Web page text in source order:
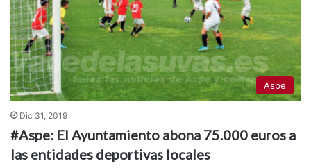
Aspe
Dic 31, 2019
#Aspe: El Ayuntamiento abona 75.000 euros a
las entidades deportivas locales